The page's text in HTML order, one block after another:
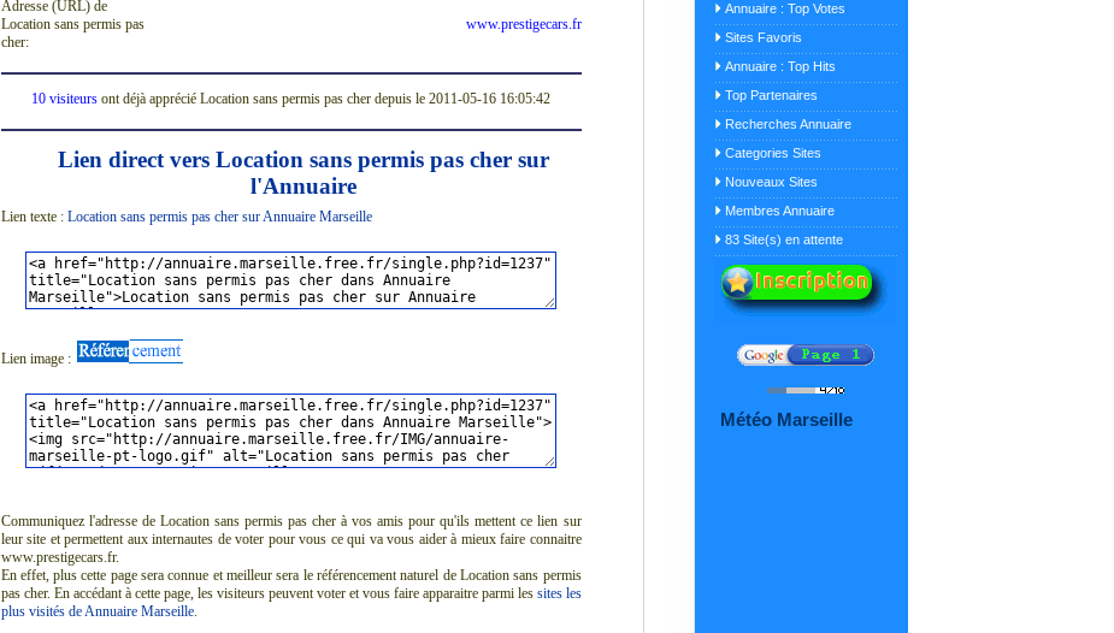
Adresse (URL) de
Location sans permis pas
cher:
www.prestigecars.fr
10 visiteurs ont déjà apprécié Location sans permis pas cher depuis le 2011-05-16 16:05:42
Lien direct vers Location sans permis pas cher sur
l'Annuaire
Lien texte : Location sans permis pas cher sur Annuaire Marseille
Lien image :
Communiquez l'adresse de Location sans permis pas cher à vos amis pour qu'ils mettent ce lien sur
leur site et permettent aux internautes de voter pour vous ce qui va vous aider à mieux faire connaitre
www.prestigecars.fr.
En effet, plus cette page sera connue et meilleur sera le référencement naturel de Location sans permis
pas cher. En accédant à cette page, les visiteurs peuvent voter et vous faire apparaitre parmi les sites les
plus visités de Annuaire Marseille.
Annuaire : Top Votes
Sites Favoris
Annuaire : Top Hits
Top Partenaires
Recherches Annuaire
Categories Sites
Nouveaux Sites
Membres Annuaire
83 Site(s) en attente
Météo Marseille